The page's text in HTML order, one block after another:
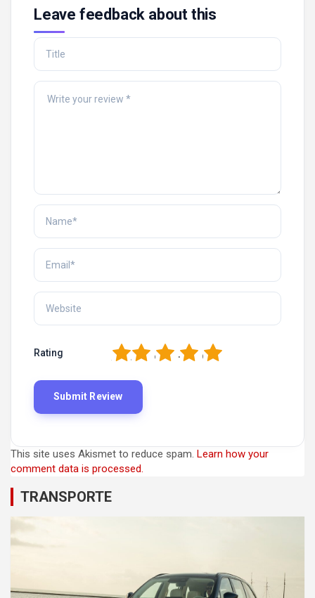
Leave feedback about this
Rating 5
4
3
2
This site uses Akismet to reduce spam. Learn how your
comment data is processed.
TRANSPORTE